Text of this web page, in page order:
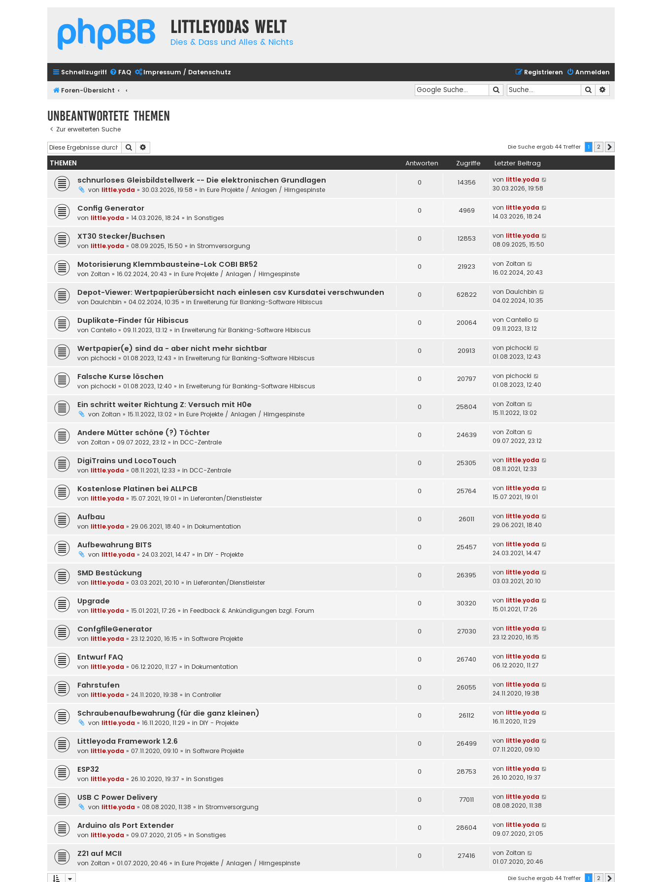
Littleyodas Welt
Dies & Dass und Alles & Nichts
Schnellzugriff FAQ Impressum / Datenschutz Anmelden
Registrieren
Foren-Übersicht Suche
Suche
Unbeantwortete Themen
Zur erweiterten Suche
Suche Die Suche ergab 44 Treffer 1 2
THEMEN Antworten Zugriffe Letzter Beitrag
schnurloses Gleisbildstellwerk -- Die elektronischen Grundlagen
von little.yoda » 30.03.2026, 19:58 » in Eure Projekte / Anlagen / Hirngespinste
0 14356 von little.yoda
30.03.2026, 19:58
Config Generator
von little.yoda » 14.03.2026, 18:24 » in Sonstiges
0 4969 von little.yoda
14.03.2026, 18:24
XT30 Stecker/Buchsen
von little.yoda » 08.09.2025, 15:50 » in Stromversorgung
0 12853 von little.yoda
08.09.2025, 15:50
Motorisierung Klemmbausteine-Lok COBI BR52
von Zoltan » 16.02.2024, 20:43 » in Eure Projekte / Anlagen / Hirngespinste
0 21923 von Zoltan
16.02.2024, 20:43
Depot-Viewer: Wertpapierübersicht nach einlesen csv Kursdatei verschwunden
von DauIchbin » 04.02.2024, 10:35 » in Erweiterung für Banking-Software Hibiscus
0 62822 von DauIchbin
04.02.2024, 10:35
Duplikate-Finder für Hibiscus
von Cantello » 09.11.2023, 13:12 » in Erweiterung für Banking-Software Hibiscus
0 20064 von Cantello
09.11.2023, 13:12
Wertpapier(e) sind da - aber nicht mehr sichtbar
von pichocki » 01.08.2023, 12:43 » in Erweiterung für Banking-Software Hibiscus
0 20913 von pichocki
01.08.2023, 12:43
Falsche Kurse löschen
von pichocki » 01.08.2023, 12:40 » in Erweiterung für Banking-Software Hibiscus
0 20797 von pichocki
01.08.2023, 12:40
Ein schritt weiter Richtung Z: Versuch mit H0e
von Zoltan » 15.11.2022, 13:02 » in Eure Projekte / Anlagen / Hirngespinste
0 25804 von Zoltan
15.11.2022, 13:02
Andere Mütter schöne (?) Töchter
von Zoltan » 09.07.2022, 23:12 » in DCC-Zentrale
0 24639 von Zoltan
09.07.2022, 23:12
DigiTrains und LocoTouch
von little.yoda » 08.11.2021, 12:33 » in DCC-Zentrale
0 25305 von little.yoda
08.11.2021, 12:33
Kostenlose Platinen bei ALLPCB
von little.yoda » 15.07.2021, 19:01 » in Lieferanten/Dienstleister
0 25764 von little.yoda
15.07.2021, 19:01
Aufbau
von little.yoda » 29.06.2021, 18:40 » in Dokumentation
0 26011 von little.yoda
29.06.2021, 18:40
Aufbewahrung BITS
von little.yoda » 24.03.2021, 14:47 » in DIY - Projekte
0 25457 von little.yoda
24.03.2021, 14:47
SMD Bestückung
von little.yoda » 03.03.2021, 20:10 » in Lieferanten/Dienstleister
0 26395 von little.yoda
03.03.2021, 20:10
Upgrade
von little.yoda » 15.01.2021, 17:26 » in Feedback & Ankündigungen bzgl. Forum
0 30320 von little.yoda
15.01.2021, 17:26
ConfgfileGenerator
von little.yoda » 23.12.2020, 16:15 » in Software Projekte
0 27030 von little.yoda
23.12.2020, 16:15
Entwurf FAQ
von little.yoda » 06.12.2020, 11:27 » in Dokumentation
0 26740 von little.yoda
06.12.2020, 11:27
Fahrstufen
von little.yoda » 24.11.2020, 19:38 » in Controller
0 26055 von little.yoda
24.11.2020, 19:38
Schraubenaufbewahrung (für die ganz kleinen)
von little.yoda » 16.11.2020, 11:29 » in DIY - Projekte
0 26112 von little.yoda
16.11.2020, 11:29
Littleyoda Framework 1.2.6
von little.yoda » 07.11.2020, 09:10 » in Software Projekte
0 26499 von little.yoda
07.11.2020, 09:10
ESP32
von little.yoda » 26.10.2020, 19:37 » in Sonstiges
0 28753 von little.yoda
26.10.2020, 19:37
USB C Power Delivery
von little.yoda » 08.08.2020, 11:38 » in Stromversorgung
0 77011 von little.yoda
08.08.2020, 11:38
Arduino als Port Extender
von little.yoda » 09.07.2020, 21:05 » in Sonstiges
0 28604 von little.yoda
09.07.2020, 21:05
Z21 auf MCII
von Zoltan » 01.07.2020, 20:46 » in Eure Projekte / Anlagen / Hirngespinste
0 27416 von Zoltan
01.07.2020, 20:46
Die Suche ergab 44 Treffer 1 2